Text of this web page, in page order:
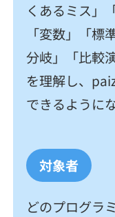
くあるミス」
「変数」「
分岐」「比較
を理解し、
できるように
対象者
どのプログラ